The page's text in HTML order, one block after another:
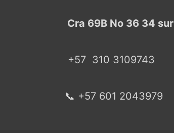
Cra 69B No 36 34 sur
+57 310 3109743
📞 +57 601 2043979